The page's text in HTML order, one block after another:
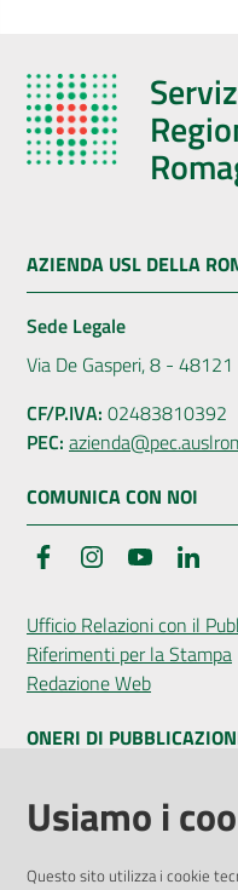
AZIENDA USL DELLA
Sede Legale
Via De Gasperi, 8 -
CF/P.IVA: 02483810392
PEC:
COMUNICA CON NOI
FacebookInstagramYouTube
Ufficio Relazioni con il
Riferimenti per la Stampa
Redazione Web
ONERI DI
Amministrazione
Pubblicità legale
Usiamo i
Questo sito utilizza i cookie